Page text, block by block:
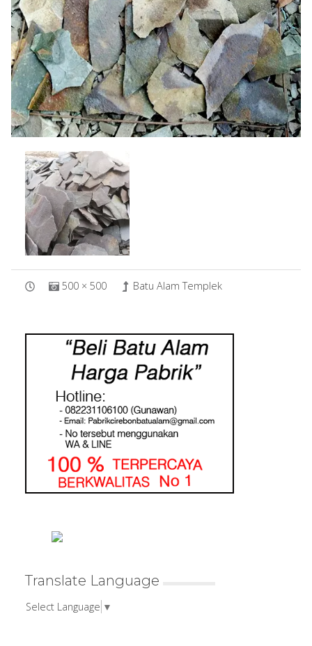
500 × 500 Batu Alam Templek
Translate Language
Select Language ▼